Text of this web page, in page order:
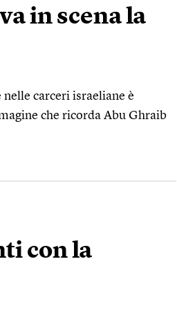
in scena la
carceri israeliane è
che ricorda Abu Ghraib
con la